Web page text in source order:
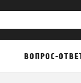
ВОПРОС-